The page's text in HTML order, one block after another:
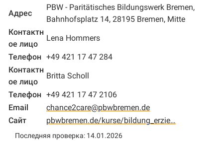
Адрес
PBW - Paritätisches Bildungswerk Bremen,
Bahnhofsplatz 14, 28195 Bremen, Mitte
Контактн
ое лицо
Lena Hommers
Телефон +49 421 17 47 284
Контактн
ое лицо
Britta Scholl
Телефон +49 421 17 47 2106
Email
chance2care@pbwbremen.de
Сайт
pbwbremen.de/kurse/bildung_erzie…
Последняя проверка: 14.01.2026